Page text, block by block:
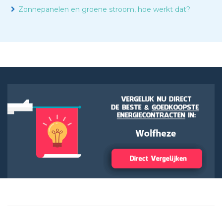
Zonnepanelen en groene stroom, hoe werkt dat?